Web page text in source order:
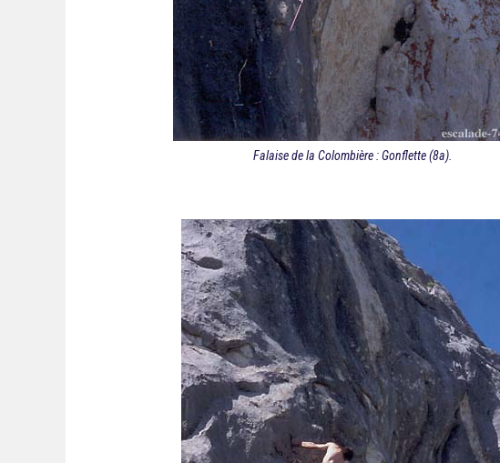
Falaise de la Colombière : Gonflette (8a).